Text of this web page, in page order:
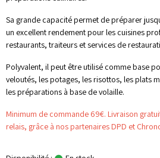
Sa grande capacité permet de préparer
un excellent rendement pour les cuisines
restaurants, traiteurs et services de
Polyvalent, il peut être utilisé comme base
veloutés, les potages, les risottos, les plats
les préparations à base de volaille.
Minimum de commande 69€. Livraison
relais, grâce à nos partenaires DPD et